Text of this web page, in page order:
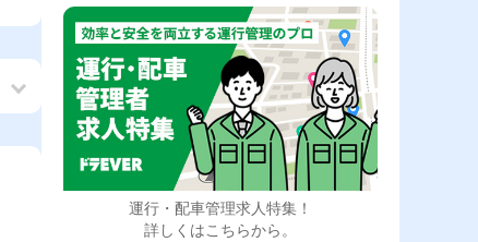
運行・配車管理求人特集！
詳しくはこちらから。